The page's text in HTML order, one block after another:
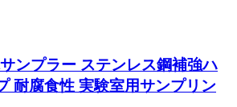
ンプラー ステンレス鋼補強ハ
耐腐食性 実験室用サンプリン